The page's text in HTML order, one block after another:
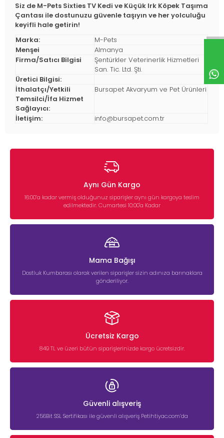
Siz de M-Pets Sixties TV Kedi ve Küçük Irk Köpek Taşıma
Çantası ile dostunuzu güvenle taşıyın ve her yolculuğu
keyifli hale getirin!
Marka:
M-Pets
Menşei
Almanya
Firma/Satıcı Bilgisi
Şentürkler Veterinerlik Hizmetleri
San. Tic. Ltd. Şti.
Üretici Bilgisi:
İthalatçı/Yetkili
Temsilci/İfa Hizmet
Sağlayıcı:
Bursapet Akvaryum ve Pet Ürünleri
İletişim: info@bursapet.com.tr
Aynı Gün Kargo
16:00’a kadar vermiş olduğunuz siparişler aynı gün kargoya teslim
edilmektedir. Cumartesi 10:00'a Kadar
Mama Bağışı
Dostluk Kumbarası olarak verilen siparişler sizin adınıza barınaklara
gönderiliyor.
Ücretsiz Kargo
849 TL ve üzeri bütün siparişlerinizde kargo ücretsizdir.
Güvenli alışveriş
256Bit SSL Sertifikası ile güvenli alışveriş Petihtiyac.com’da